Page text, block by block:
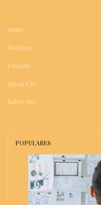
Home
Notícias
Contato
Quem Faz
Sobre Nós
POPULARES